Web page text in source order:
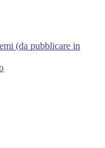
(da pubblicare in